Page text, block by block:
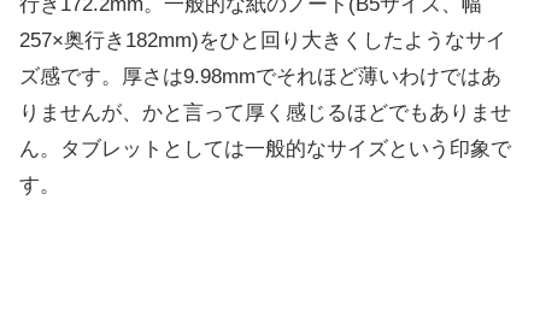
257×奥行き182mm)をひと回り大きくしたようなサイ
ズ感です。厚さは9.98mmでそれほど薄いわけではあ
りませんが、かと言って厚く感じるほどでもありませ
ん。タブレットとしては一般的なサイズという印象で
す。